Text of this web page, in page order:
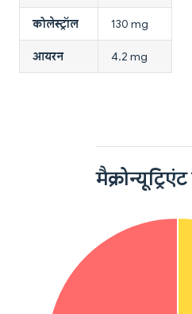
कोलेस्ट्रॉल 130 mg
आयरन 4.2 mg